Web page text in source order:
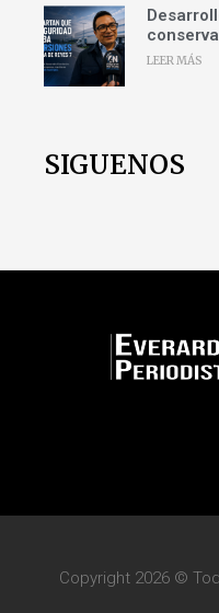
LEER MÁS
SIGUENOS
Copyright 2026 ©